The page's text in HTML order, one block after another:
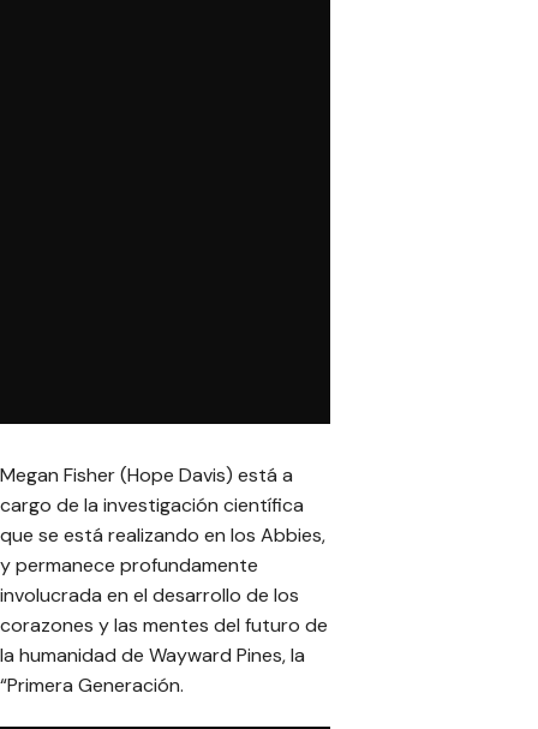
Megan Fisher (Hope Davis) está a
cargo de la investigación científica
que se está realizando en los Abbies,
y permanece profundamente
involucrada en el desarrollo de los
corazones y las mentes del futuro de
la humanidad de Wayward Pines, la
“Primera Generación.